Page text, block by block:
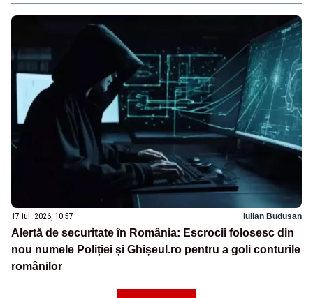
17 iul. 2026, 10:57 Iulian Budusan
Alertă de securitate în România: Escrocii folosesc din
nou numele Poliției și Ghișeul.ro pentru a goli conturile
românilor